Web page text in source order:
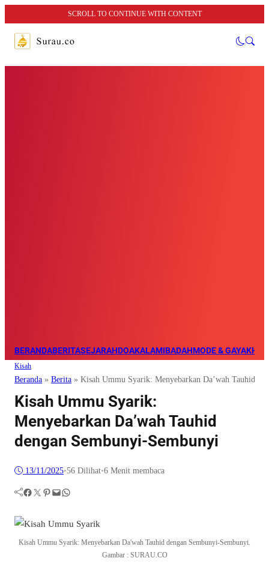
SCROLL TO CONTINUE WITH CONTENT
BERANDABERITASEJARAHDOAKALAMIBADAHMODE & GAYA
Kisah
Beranda » Berita » Kisah Ummu Syarik: Menyebarkan Da’wah Tauhid
Kisah Ummu Syarik:
Menyebarkan Da’wah Tauhid
dengan Sembunyi-Sembunyi
13/11/2025•56 Dilihat•6 Menit membaca
Facebook Twitter Pinterest Mail WhatsApp
Kisah Ummu Syarik: Menyebarkan Da'wah Tauhid dengan Sembunyi-Sembunyi.
Gambar : SURAU.CO